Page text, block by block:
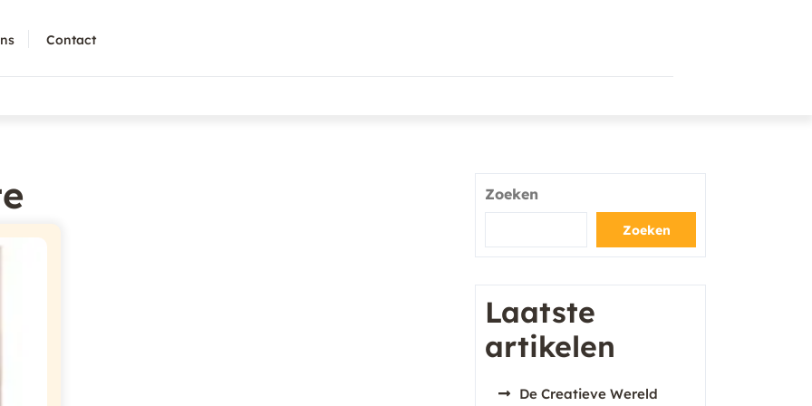
Contact
Zoeken
Zoeken
Laatste
artikelen
De Creatieve Wereld